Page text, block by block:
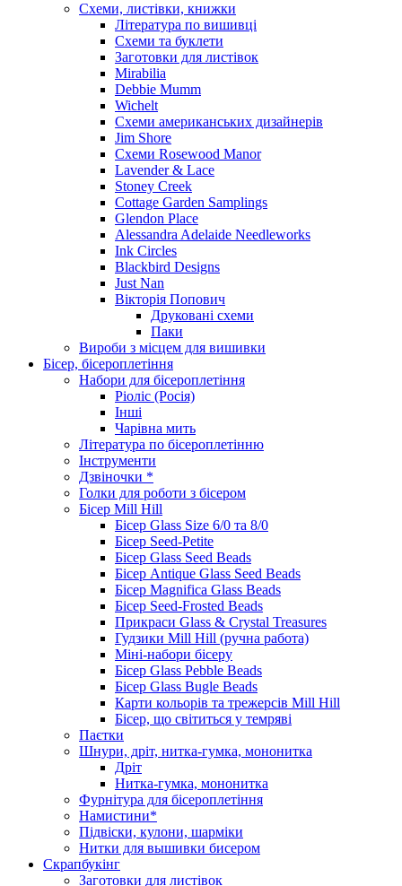
Схеми, листівки, книжки
Література по вишивці
Схеми та буклети
Заготовки для листівок
Mirabilia
Debbie Mumm
Wichelt
Схеми американських дизайнерів
Jim Shore
Cхеми Rosewood Manor
Lavender & Lace
Stoney Creek
Cottage Garden Samplings
Glendon Place
Alessandra Adelaide Needleworks
Ink Circles
Blackbird Designs
Just Nan
Вікторія Попович
Друковані схеми
Паки
Вироби з місцем для вишивки
Бісер, бісероплетіння
Набори для бісероплетіння
Ріоліс (Росія)
Інші
Чарівна мить
Література по бісероплетінню
Інструменти
Дзвіночки *
Голки для роботи з бісером
Бісер Mill Hill
Бісер Glass Size 6/0 та 8/0
Бісер Seed-Petite
Бісер Glass Seed Beads
Бісер Antique Glass Seed Beads
Бісер Magnifica Glass Beads
Бісер Seed-Frosted Beads
Прикраси Glass & Crystal Treasures
Гудзики Mill Hill (ручна работа)
Міні-набори бісеру
Бісер Glass Pebble Beads
Бісер Glass Bugle Beads
Карти кольорів та трежерсів Mill Hill
Бісер, що світиться у темряві
Паєтки
Шнури, дріт, нитка-гумка, мононитка
Дріт
Нитка-гумка, мононитка
Фурнітура для бісероплетіння
Намистини*
Підвіски, кулони, шарміки
Нитки для вышивки бисером
Скрапбукінг
Заготовки для листівок